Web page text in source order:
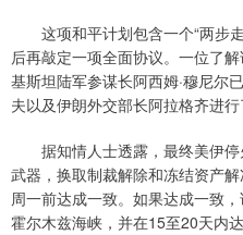
这项和平计划包含一个“两步
后再敲定一项全面协议。一位了
基斯坦陆军参谋长阿西姆·穆尼尔
夫以及伊朗外交部长阿拉格齐进行
据知情人士透露，最终美伊停
武器，换取制裁解除和冻结资产
周一前达成一致。如果达成一致
霍尔木兹海峡，并在15至20天内达